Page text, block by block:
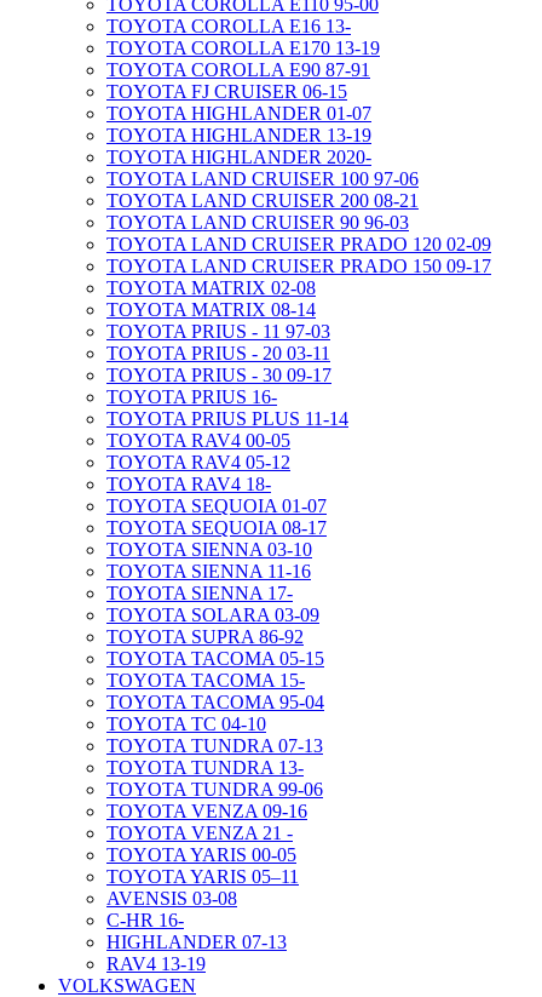
TOYOTA COROLLA E16 13-
TOYOTA COROLLA E170 13-19
TOYOTA COROLLA E90 87-91
TOYOTA FJ CRUISER 06-15
TOYOTA HIGHLANDER 01-07
TOYOTA HIGHLANDER 13-19
TOYOTA HIGHLANDER 2020-
TOYOTA LAND CRUISER 100 97-06
TOYOTA LAND CRUISER 200 08-21
TOYOTA LAND CRUISER 90 96-03
TOYOTA LAND CRUISER PRADO 120 02-09
TOYOTA LAND CRUISER PRADO 150 09-17
TOYOTA MATRIX 02-08
TOYOTA MATRIX 08-14
TOYOTA PRIUS - 11 97-03
TOYOTA PRIUS - 20 03-11
TOYOTA PRIUS - 30 09-17
TOYOTA PRIUS 16-
TOYOTA PRIUS PLUS 11-14
TOYOTA RAV4 00-05
TOYOTA RAV4 05-12
TOYOTA RAV4 18-
TOYOTA SEQUOIA 01-07
TOYOTA SEQUOIA 08-17
TOYOTA SIENNA 03-10
TOYOTA SIENNA 11-16
TOYOTA SIENNA 17-
TOYOTA SOLARA 03-09
TOYOTA SUPRA 86-92
TOYOTA TACOMA 05-15
TOYOTA TACOMA 15-
TOYOTA TACOMA 95-04
TOYOTA TC 04-10
TOYOTA TUNDRA 07-13
TOYOTA TUNDRA 13-
TOYOTA TUNDRA 99-06
TOYOTA VENZA 09-16
TOYOTA VENZA 21 -
TOYOTA YARIS 00-05
TOYOTA YARIS 05–11
AVENSIS 03-08
C-HR 16-
HIGHLANDER 07-13
RAV4 13-19
VOLKSWAGEN